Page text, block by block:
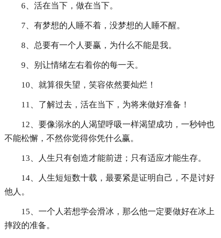
6、活在当下，做在当下。
7、有梦想的人睡不着，没梦想的人睡不醒。
8、总要有一个人要赢，为什么不能是我。
9、别让情绪左右着你的每一天。
10、就算很失望，笑容依然要灿烂！
11、了解过去，活在当下，为将来做好准备！
12、要像溺水的人渴望呼吸一样渴望成功，一秒钟也
不能松懈，不然你觉得你凭什么赢。
13、人生只有创造才能前进；只有适应才能生存。
14、人生短短数十载，最要紧是证明自己，不是讨好
他人。
15、一个人若想学会滑冰，那么他一定要做好在冰上
摔跤的准备。